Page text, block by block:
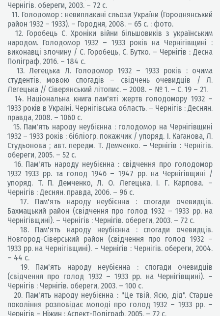
Чернігів. обереги, 2003. – 72 с.
11. Голодомор : невиплакані сльози України (Городнянський
район 1932 – 1933). – Городня, 2008. – 65 с. : фото.
12. Горобець С. Хроніки війни більшовиків з українським
народом. Голодомор 1932 – 1933 років на Чернігівщині :
виконавці злочину / С. Горобець, С. Бутко. – Чернігів : Десна
Поліграф, 2016. – 184 с.
13. Легецька Л. Голодомор 1932 – 1933 років : очима
студентів, мовою спогадів – свідчень очевидців / Л.
Легецька // Сіверянський літопис. – 2008. – № 1. – С. 19 – 21.
14. Національна книга пам'яті жертв голодомору 1932 –
1933 років в Україні. Чернігівська область. – Чернігів : Деснян.
правда, 2008. – 1060 с.
15. Пам'ять народу неубієнна : голодомор на Чернігівщині
1932 – 1933 років : бібліогр. покажчик / упоряд. І. Каганова, Л.
Студьонова ; авт. передм. Т. Демченко. – Чернігів : Чернігів.
обереги, 2005. – 52 с.
16. Пам'ять народу неубієнна : свідчення про голодомор
1932 1933 рр. та голод 1946 – 1947 рр. на Чернігівщині /
упоряд. Т. П. Демченко, Л. О. Легецька, І. Г. Карпова. –
Чернігів : Деснян. правда, 2006. – 96 с.
17. Пам'ять народу неубієнна : спогади очевидців.
Бахмацький район (свідчення про голод 1932 – 1933 рр. на
Чернігівщині). – Чернігів : Чернігів. обереги, 2003. – 72 с.
18. Пам'ять народу неубієнна : спогади очевидців.
Новгород-Сіверський район (свідчення про голод 1932 –
1933 рр. на Чернігівщині). – Чернігів : Чернігів. обереги, 2004.
– 44 с.
19. Пам'ять народу неубієнна : спогади очевидців
(свідчення про голод 1932 – 1933 рр. на Чернігівщині). –
Чернігів : Чернігів. обереги, 2003. – 100 с.
20. Пам'ять народу неубієнна : "Це твій, Ясю, дід". Старше
покоління розповідає молоді про голод 1932 – 1933 рр. –
Чернігів – Ніжин : Аспект-Поліграф, 2005. – 72 с.